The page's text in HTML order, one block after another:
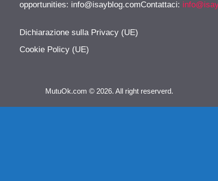
opportunities: info@isayblog.comContattaci:
Dichiarazione sulla Privacy (UE)
Cookie Policy (UE)
MutuOk.com © 2026. All right reserverd.